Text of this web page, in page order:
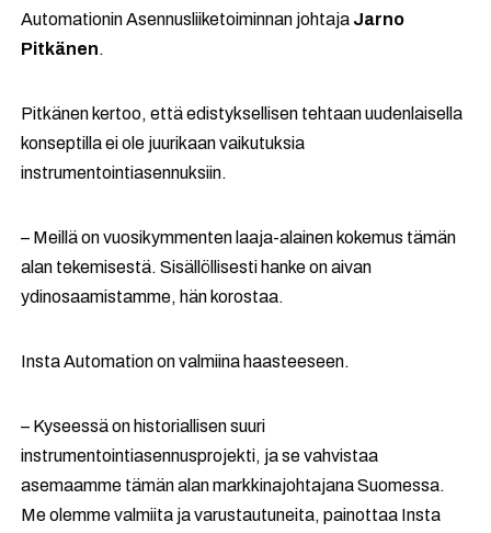
Automationin Asennusliiketoiminnan johtaja Jarno
Pitkänen.
Pitkänen kertoo, että edistyksellisen tehtaan uudenlaisella
konseptilla ei ole juurikaan vaikutuksia
instrumentointiasennuksiin.
– Meillä on vuosikymmenten laaja-alainen kokemus tämän
alan tekemisestä. Sisällöllisesti hanke on aivan
ydinosaamistamme, hän korostaa.
Insta Automation on valmiina haasteeseen.
– Kyseessä on historiallisen suuri
instrumentointiasennusprojekti, ja se vahvistaa
asemaamme tämän alan markkinajohtajana Suomessa.
Me olemme valmiita ja varustautuneita, painottaa Insta